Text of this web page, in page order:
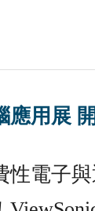
應用展
性電子